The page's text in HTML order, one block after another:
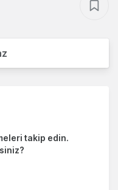
takip edin.